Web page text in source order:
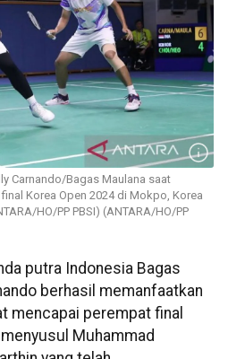
Carnando/Bagas Maulana saat
Korea Open 2024 di Mokpo, Korea
HO/PP PBSI) (ANTARA/HO/PP
putra Indonesia Bagas
berhasil memanfaatkan
mencapai perempat final
Muhammad